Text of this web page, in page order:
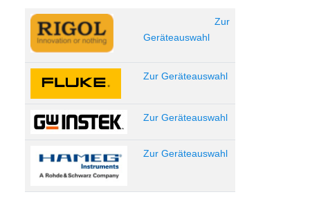
Zur
Geräteauswahl
Zur Geräteauswahl
Zur Geräteauswahl
Zur Geräteauswahl